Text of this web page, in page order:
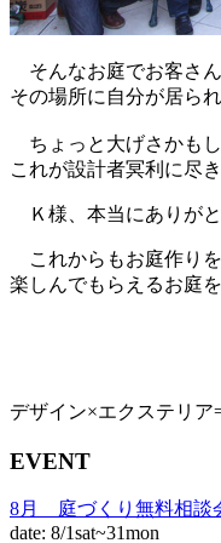
そんなお庭でお客さん
その場所に自分が居ら
ちょっと大げさかもし
これが設計者冥利に尽
Ｋ様、本当にありがと
これからもお庭作りを
楽しんでもらえるお庭
デザイン×エクステリア
EVENT
8月 庭づくり無料相談
date: 8/1sat~31mon